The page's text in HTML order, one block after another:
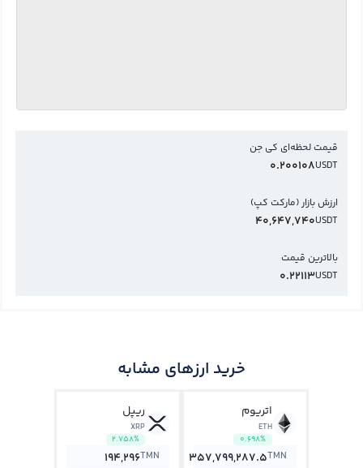
قیمت لحظه‌ای کي جن
USDT
0.200108
ارزش بازار (مارکت کپ)
USDT
40,647,740
بالاترین قیمت
USDT
0.22113
خرید ارزهای مشابه
اتریوم
ETH
0.698%
357,799,287.5TMN
ریپل
XRP
2.758%
194,296TMN